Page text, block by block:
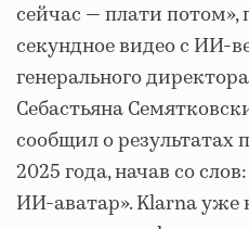
сейчас — плати потом»,
секундное видео с ИИ-
генерального
Себастьяна
сообщил о результатах
2025 года, начав со
ИИ-аватар». Klarna уже